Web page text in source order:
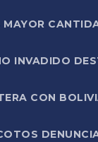
MAYOR
INVADIDO
CON